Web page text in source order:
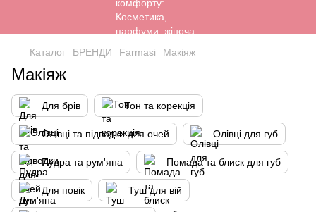
Каталог БРЕНДИ Farmasi Макіяж
Макіяж
Для брів Тон та корекція
Олівці та підводки для очей Олівці для губ
Пудра та рум'яна Помада та блиск для губ
Для повік Туш для вій